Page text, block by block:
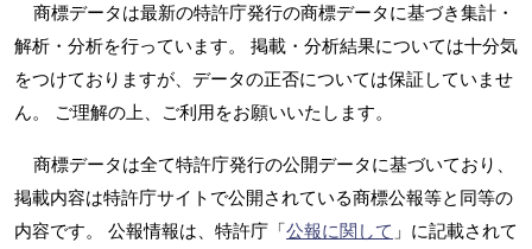
商標データは最新の特許庁発行の商標データに基づき集計・
解析・分析を行っています。 掲載・分析結果については十分気
をつけておりますが、データの正否については保証していませ
ん。 ご理解の上、ご利用をお願いいたします。
商標データは全て特許庁発行の公開データに基づいており、
掲載内容は特許庁サイトで公開されている商標公報等と同等の
内容です。 公報情報は、特許庁「公報に関して 」に記載されて